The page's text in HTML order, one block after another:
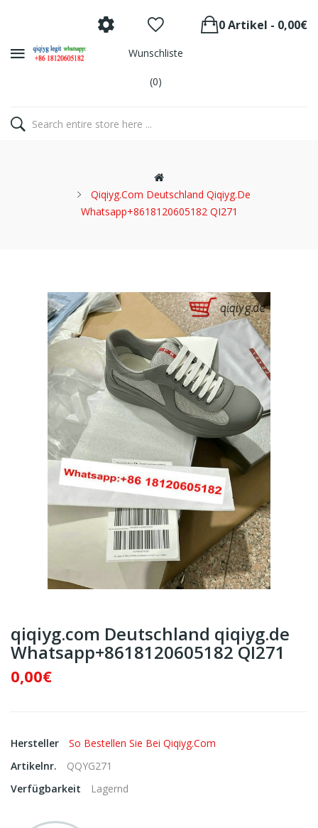
Wunschliste
(0)
0 Artikel - 0,00€
Qiqiyg.com Deutschland Qiqiyg.de
Whatsapp+8618120605182 QI271
qiqiyg.com Deutschland qiqiyg.de
Whatsapp+8618120605182 QI271
0,00€
Hersteller
So Bestellen Sie Bei Qiqiyg.com
Artikelnr.
QQYG271
Verfügbarkeit
Lagernd